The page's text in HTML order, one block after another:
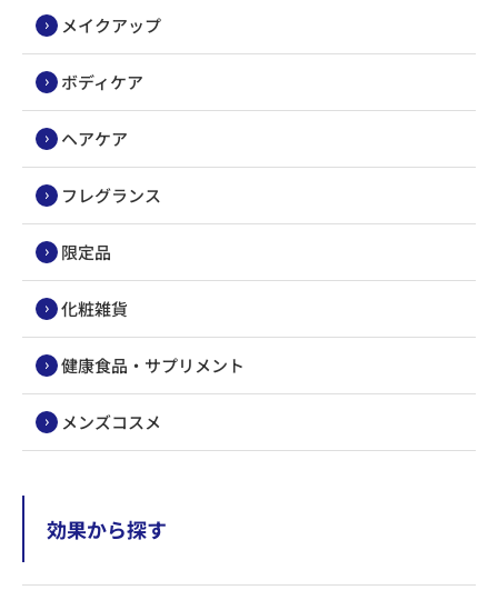
メイクアップ
ボディケア
ヘアケア
フレグランス
限定品
化粧雑貨
健康食品・サプリメント
メンズコスメ
効果から探す